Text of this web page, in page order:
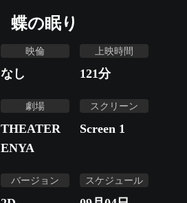
蝶の眠り
映倫
なし
上映時間
121分
劇場
THEATER
ENYA
スクリーン
Screen 1
バージョン スケジュール